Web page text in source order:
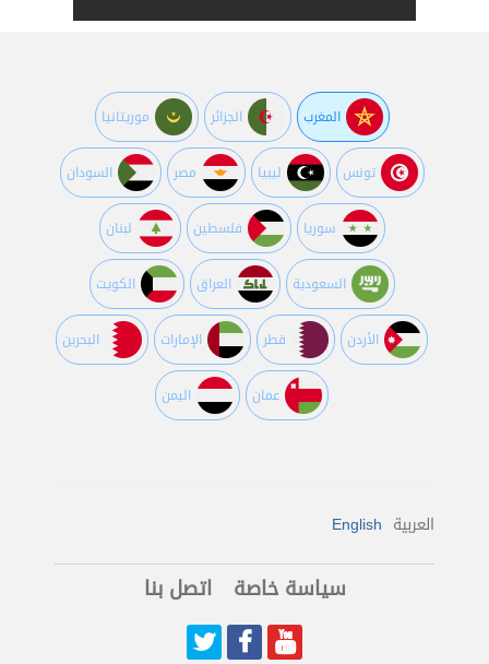
المغرب الجزائر موريتانيا
تونس ليبيا مصر السودان
سوريا فلسطين لبنان
السعودية العراق الكويت
اﻷردن قطر اﻹمارات البحرين
عمان اليمن
العربية English
سياسة خاصة اتصل بنا